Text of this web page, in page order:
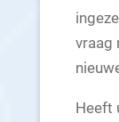
vraag
Heeft